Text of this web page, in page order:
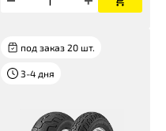
под заказ 20 шт.
3-4 дня